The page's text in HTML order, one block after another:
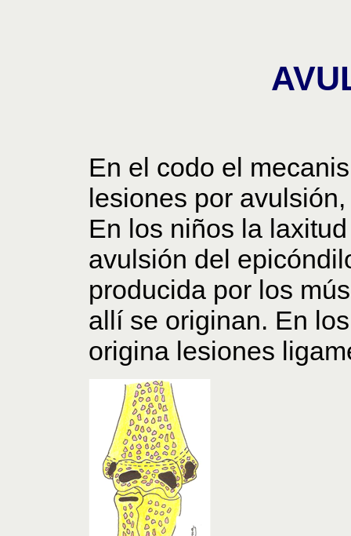
En el codo el
lesiones por
En los niños la
avulsión del
producida por los
allí se originan. En
origina lesiones